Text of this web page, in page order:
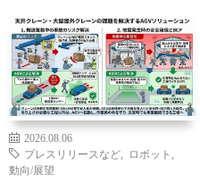
2026.08.06
プレスリリースなど
ロボット
動向/展望